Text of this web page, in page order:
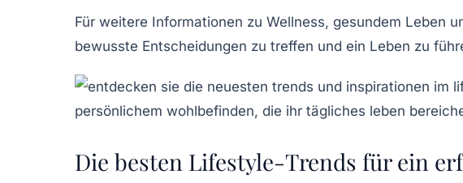
Für weitere Informationen zu Wellness, gesundem Leben
bewusste Entscheidungen zu treffen und ein Leben zu
Die besten Lifestyle-Trends für ein